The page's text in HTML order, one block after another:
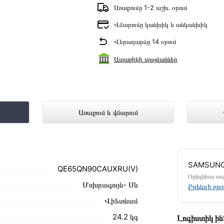
Առաքումը 1-2 աշխ․ օրում
Վճարումը կանխիկ և անկանխիկ
Վերադարձը 14 օրում
Ապառիկի պայմաններ
Առաքում և վճարում
ներկայացված է
առաքման և վճարման պայմանները
հետ՝ համաձայնեցնելու առաքման
QE65QN90CAUXRU(V)
Մոխրագույն- Սև
Վիետնամ
24.2 կգ
Օրիգինալ
Բրենդի
Լոգիստիկ